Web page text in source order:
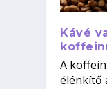
Kávé
A
élénkítő